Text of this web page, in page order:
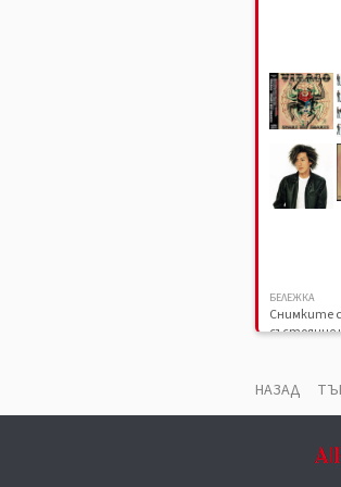
БЕЛЕЖКА
Снимките
състояние
НАЗАД